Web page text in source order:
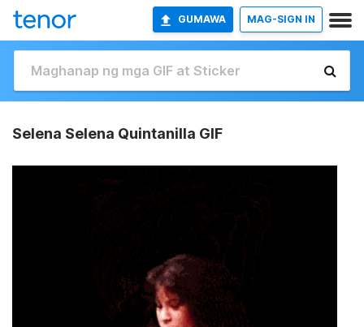
GUMAWA MAG-SIGN IN
Selena Selena Quintanilla GIF